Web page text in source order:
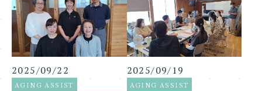
2025/09/22
AGING ASSIST
2025/09/19
AGING ASSIST